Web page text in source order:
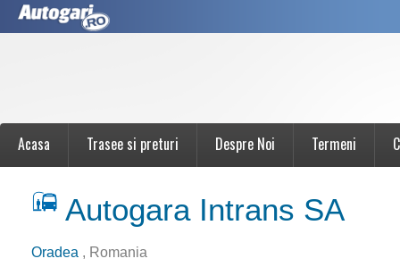
Acasa Trasee si preturi Despre Noi Termeni
Autogara Intrans SA
Oradea , Romania